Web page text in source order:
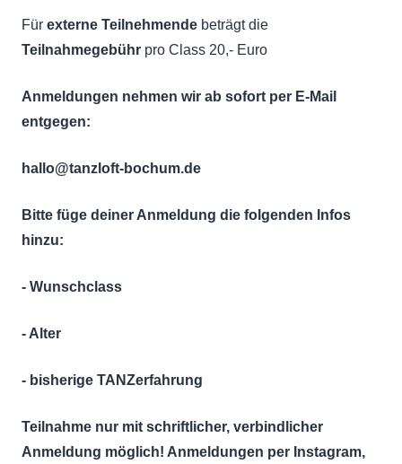
Für externe Teilnehmende beträgt die
Teilnahmegebühr pro Class 20,- Euro
Anmeldungen nehmen wir ab sofort per E-Mail
entgegen:
hallo@tanzloft-bochum.de
Bitte füge deiner Anmeldung die folgenden Infos
hinzu:
- Wunschclass
- Alter
- bisherige TANZerfahrung
Teilnahme nur mit schriftlicher, verbindlicher
Anmeldung möglich! Anmeldungen per Instagram,